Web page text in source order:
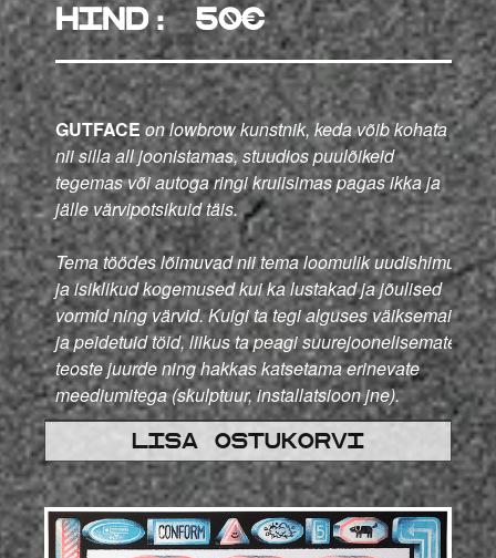
hind: 50€
GUTFACEon lowbrow kunstnik, keda võib kohata
nii silla all joonistamas, stuudios puulõikeid
tegemas või autoga ringi kruiisimas pagas ikka ja
jälle värvipotsikuid täis.
Tema töödes lõimuvad nii tema loomulik uudishimu
ja isiklikud kogemused kui ka lustakad ja jõulised
vormid ning värvid. Kuigi ta tegi alguses väiksemaid
ja peidetuid töid, liikus ta peagi suurejoonelisemate
teoste juurde ning hakkas katsetama erinevate
meediumitega (skulptuur, installatsioon jne).
Lisa ostukorvi